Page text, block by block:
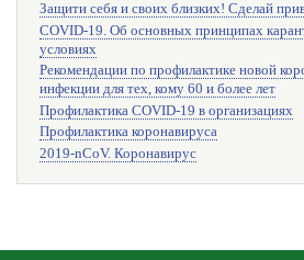
Защити себя и своих близких! Сделай
COVID-19. Об основных принципах
условиях
Рекомендации по профилактике новой
инфекции для тех, кому 60 и более лет
Профилактика COVID-19 в организациях
Профилактика коронавируса
2019-nCoV. Коронавирус